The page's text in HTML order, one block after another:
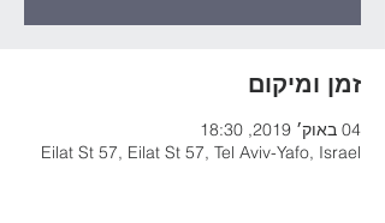
זמן ומיקום
04 באוק׳ 2019, 18:30
Eilat St 57, Eilat St 57, Tel Aviv-Yafo, Israel